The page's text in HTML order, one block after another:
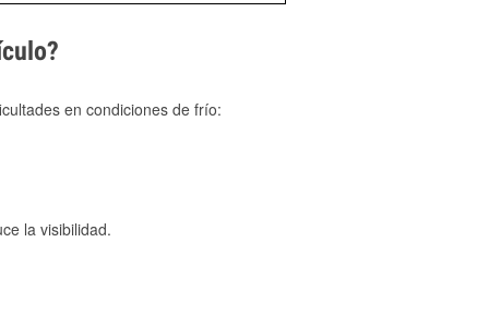
en condiciones de frío:
la visibilidad.